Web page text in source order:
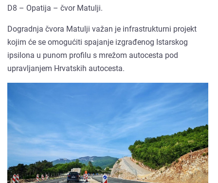
D8 – Opatija – čvor Matulji.
Dogradnja čvora Matulji važan je infrastrukturni projekt
kojim će se omogućiti spajanje izgrađenog Istarskog
ipsilona u punom profilu s mrežom autocesta pod
upravljanjem Hrvatskih autocesta.